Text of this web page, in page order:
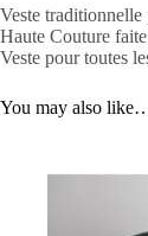
Veste
Haute Couture
Veste pour toutes
You may also